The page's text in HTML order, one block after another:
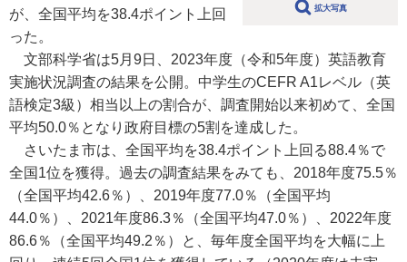
拡大写真
が、全国平均を38.4ポイント上回
った。
文部科学省は5月9日、2023年度（令和5年度）英語教育
実施状況調査の結果を公開。中学生のCEFR A1レベル（英
語検定3級）相当以上の割合が、調査開始以来初めて、全国
平均50.0％となり政府目標の5割を達成した。
さいたま市は、全国平均を38.4ポイント上回る88.4％で
全国1位を獲得。過去の調査結果をみても、2018年度75.5％
（全国平均42.6％）、2019年度77.0％（全国平均
44.0％）、2021年度86.3％（全国平均47.0％）、2022年度
86.6％（全国平均49.2％）と、毎年度全国平均を大幅に上